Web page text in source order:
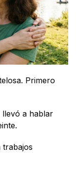
Primero
llevó a hablar
trabajos